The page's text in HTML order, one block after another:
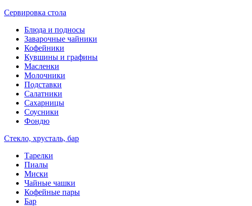
Сервировка стола
Блюда и подносы
Заварочные чайники
Кофейники
Кувшины и графины
Масленки
Молочники
Подставки
Салатники
Сахарницы
Соусники
Фондю
Стекло, хрусталь, бар
Тарелки
Пиалы
Миски
Чайные чашки
Кофейные пары
Бар